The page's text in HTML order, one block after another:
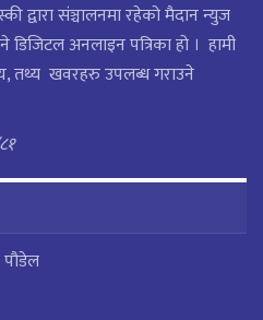
द्वारा संञ्चालनमा रहेको मैदान न्युज
डिजिटल अनलाइन पत्रिका हो । हामी
तथ्य खवरहरु उपलब्ध गराउने
पौडेल